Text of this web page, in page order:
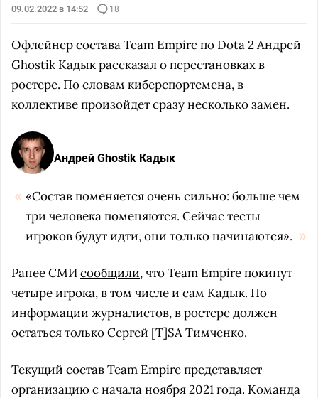
09.02.2022 в 14:52 18
Офлейнер составаTeam Empireпо Dota 2 Андрей
Ghostik Кадык рассказал о перестановках в
ростере. По словам киберспортсмена, в
коллективе произойдет сразу несколько замен.
Андрей Ghostik Кадык
«Состав поменяется очень сильно: больше чем
три человека поменяются. Сейчас тесты
игроков будут идти, они только начинаются».
Ранее СМИсообщили, что Team Empire покинут
четыре игрока, в том числе и сам Кадык. По
информации журналистов, в ростере должен
остаться только Сергей [T]SAТимченко.
Текущий состав Team Empire представляет
организацию с начала ноября 2021 года. Команда